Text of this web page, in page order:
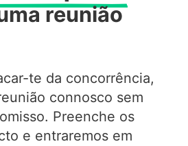
reunião
te da concorrência,
connosco sem
Preenche os
e entraremos em